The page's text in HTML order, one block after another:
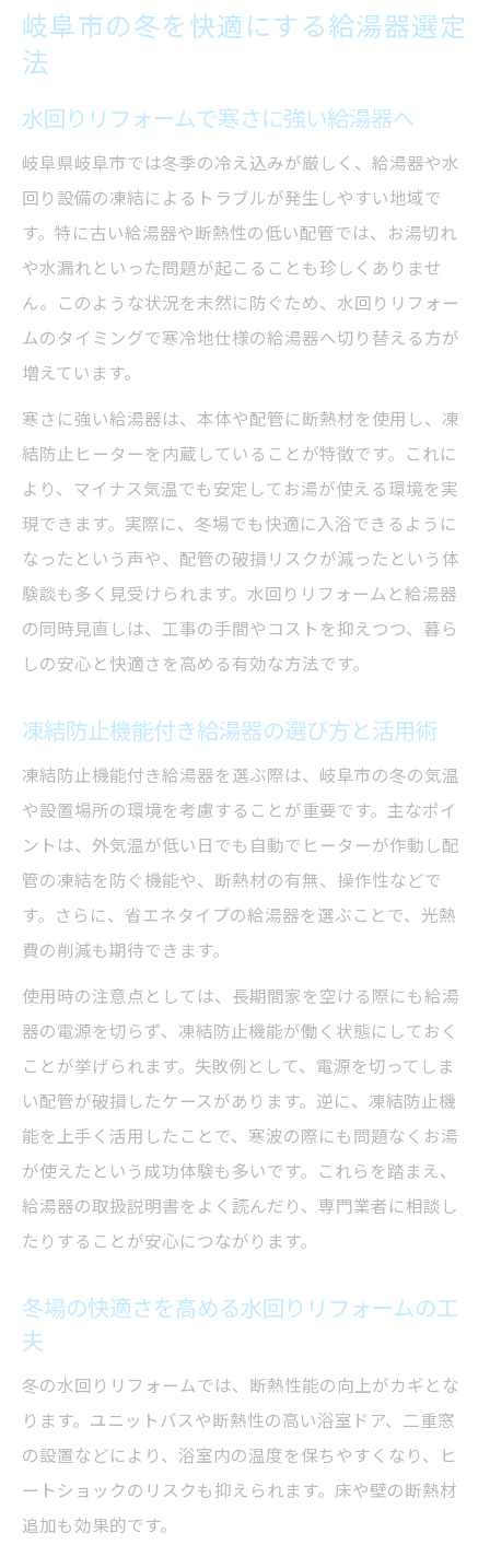
岐阜市の冬を快適にする給湯器選定
法
水回りリフォームで寒さに強い給湯器へ
岐阜県岐阜市では冬季の冷え込みが厳しく、給湯器や水
回り設備の凍結によるトラブルが発生しやすい地域で
す。特に古い給湯器や断熱性の低い配管では、お湯切れ
や水漏れといった問題が起こることも珍しくありませ
ん。このような状況を未然に防ぐため、水回りリフォー
ムのタイミングで寒冷地仕様の給湯器へ切り替える方が
増えています。
寒さに強い給湯器は、本体や配管に断熱材を使用し、凍
結防止ヒーターを内蔵していることが特徴です。これに
より、マイナス気温でも安定してお湯が使える環境を実
現できます。実際に、冬場でも快適に入浴できるように
なったという声や、配管の破損リスクが減ったという体
験談も多く見受けられます。水回りリフォームと給湯器
の同時見直しは、工事の手間やコストを抑えつつ、暮ら
しの安心と快適さを高める有効な方法です。
凍結防止機能付き給湯器の選び方と活用術
凍結防止機能付き給湯器を選ぶ際は、岐阜市の冬の気温
や設置場所の環境を考慮することが重要です。主なポイ
ントは、外気温が低い日でも自動でヒーターが作動し配
管の凍結を防ぐ機能や、断熱材の有無、操作性などで
す。さらに、省エネタイプの給湯器を選ぶことで、光熱
費の削減も期待できます。
使用時の注意点としては、長期間家を空ける際にも給湯
器の電源を切らず、凍結防止機能が働く状態にしておく
ことが挙げられます。失敗例として、電源を切ってしま
い配管が破損したケースがあります。逆に、凍結防止機
能を上手く活用したことで、寒波の際にも問題なくお湯
が使えたという成功体験も多いです。これらを踏まえ、
給湯器の取扱説明書をよく読んだり、専門業者に相談し
たりすることが安心につながります。
冬場の快適さを高める水回りリフォームの工
夫
冬の水回りリフォームでは、断熱性能の向上がカギとな
ります。ユニットバスや断熱性の高い浴室ドア、二重窓
の設置などにより、浴室内の温度を保ちやすくなり、ヒ
ートショックのリスクも抑えられます。床や壁の断熱材
追加も効果的です。